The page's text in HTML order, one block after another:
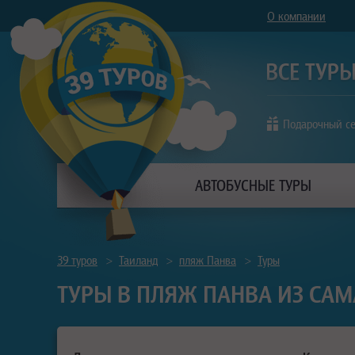
О компании
Подарочный
АВТОБУСНЫЕ ТУРЫ
39 туров > Таиланд > пляж Панва > Туры
ТУРЫ В ПЛЯЖ ПАНВА ИЗ